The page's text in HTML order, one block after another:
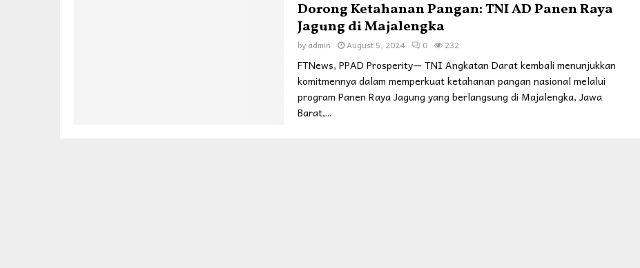
Dorong Ketahanan Pangan: TNI AD Panen Raya
Jagung di Majalengka
by admin August 5, 2024 0 232
FTNews, PPAD Prosperity— TNI Angkatan Darat kembali menunjukkan
komitmennya dalam memperkuat ketahanan pangan nasional melalui
program Panen Raya Jagung yang berlangsung di Majalengka, Jawa
Barat,...